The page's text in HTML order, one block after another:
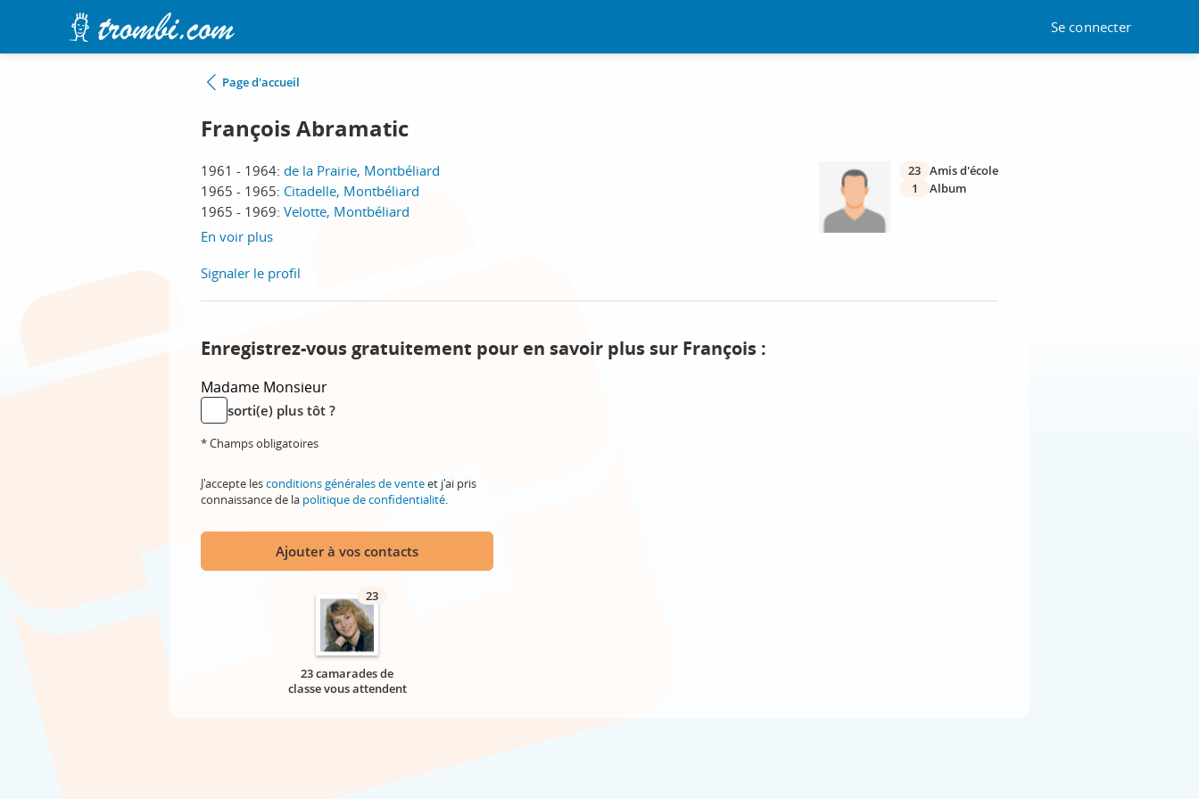
Se connecter
Page d'accueil
François Abramatic
1961 - 1964: de la Prairie, Montbéliard
1965 - 1965: Citadelle, Montbéliard
1965 - 1969: Velotte, Montbéliard
En voir plus
23 Amis d'école
1
Album
Signaler le profil
Enregistrez-vous gratuitement pour en savoir plus sur François :
Madame Monsieur
sorti(e) plus tôt ?
* Champs obligatoires
J'accepte lesconditions générales de venteet j'ai pris
connaissance de la politique de confidentialité.
Ajouter à vos contacts
23
23 camarades de
classe vous attendent